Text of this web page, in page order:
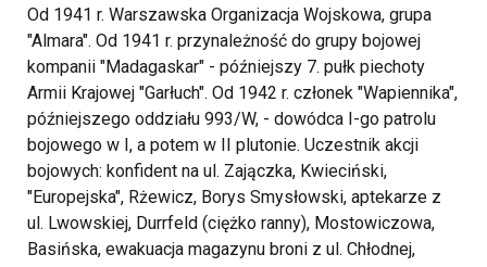
Od 1941 r. Warszawska Organizacja Wojskowa, grupa
"Almara". Od 1941 r. przynależność do grupy bojowej
kompanii "Madagaskar" - późniejszy 7. pułk piechoty
Armii Krajowej "Garłuch". Od 1942 r. członek "Wapiennika",
późniejszego oddziału 993/W, - dowódca I-go patrolu
bojowego w I, a potem w II plutonie. Uczestnik akcji
bojowych: konfident na ul. Zajączka, Kwieciński,
"Europejska", Rżewicz, Borys Smysłowski, aptekarze z
ul. Lwowskiej, Durrfeld (ciężko ranny), Mostowiczowa,
Basińska, ewakuacja magazynu broni z ul. Chłodnej,